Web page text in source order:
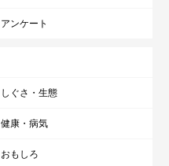
アンケート
しぐさ・生態
健康・病気
おもしろ